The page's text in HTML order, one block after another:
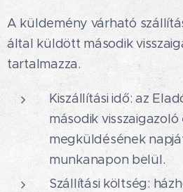
A küldemény várható
által küldött második
tartalmazza.
Kiszállítási idő: az
második visszaigazoló
megküldésének
munkanapon belül.
Szállítási költség: